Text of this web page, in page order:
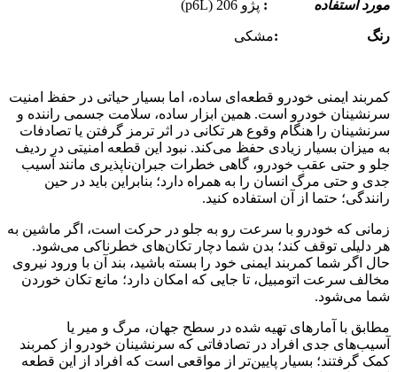
مورد استفاده : پژو 206 (p6L)
رنگ :مشکی
کمربند ایمنی خودرو قطعه‌ای ساده، اما بسیار حیاتی در حفظ امنیت
سرنشینان خودرو است. همین ابزار ساده، سلامت جسمی راننده و
سرنشینان را هنگام وقوع هر تکانی در اثر ترمز گرفتن یا تصادفات
به میزان بسیار زیادی حفظ می‌کند. نبود این قطعه امنیتی در ردیف
جلو و حتی عقب خودرو، گاهی خطرات جبران‌ناپذیری مانند آسیب
جدی و حتی مرگ انسان را به همراه دارد؛ بنابراین باید در حین
رانندگی؛ حتما از آن استفاده کنید.
زمانی که خودرو با سرعت رو به جلو در حرکت است، اگر ماشین به
هر دلیلی توقف کند؛ بدن شما دچار تکان‌های خطرناکی می‌شود.
حال اگر شما کمربند ایمنی خود را بسته باشید، بند آن با ورود نیروی
مخالف سرعت اتومبیل، تا جایی که امکان دارد؛ مانع تکان خوردن
شما می‌شود.
مطابق با آمارهای تهیه شده در سطح جهان، مرگ و میر یا
آسیب‌های جدی افراد در تصادفاتی که سرنشینان خودرو از کمربند
کمک گرفتند؛ بسیار پایین‌تر از مواقعی است که افراد از این قطعه